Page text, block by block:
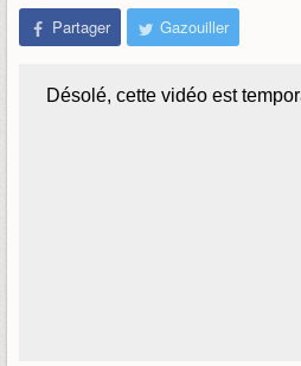
Partager Gazouiller